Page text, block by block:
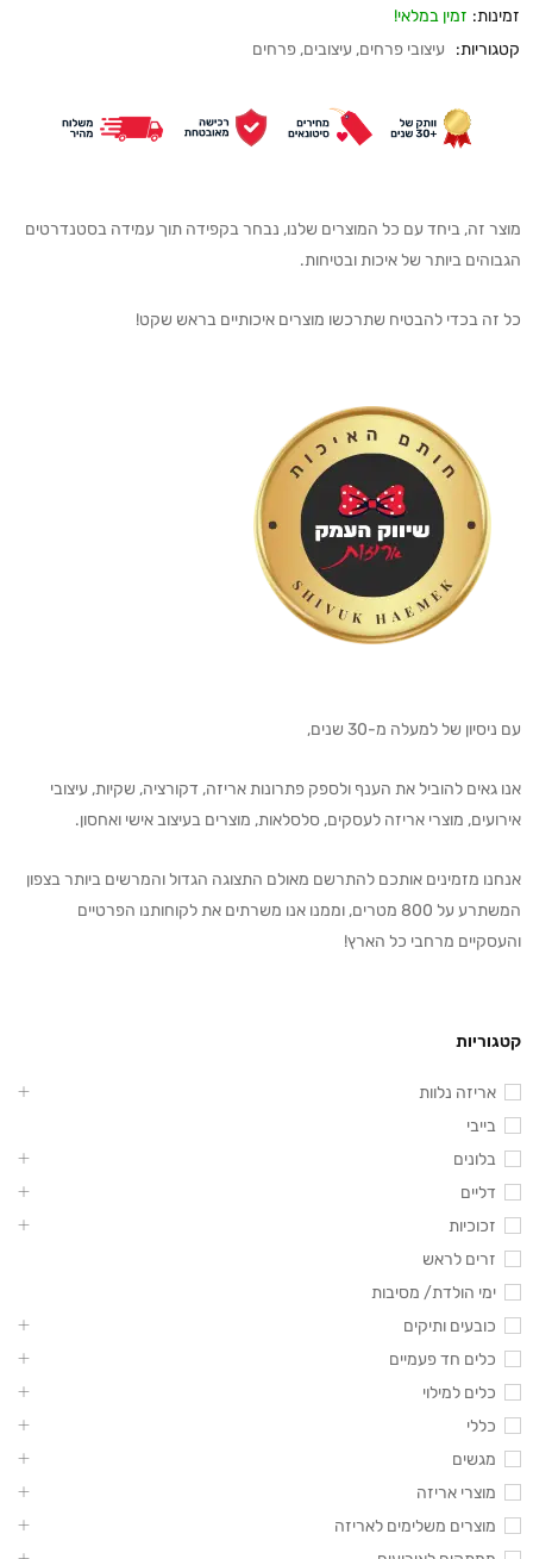
זמינות: זמין במלאי!
קטגוריות:
עיצובי פרחים, עיצובים, פרחים
מוצר זה, ביחד עם כל המוצרים שלנו, נבחר בקפידה תוך עמידה בסטנדרטים
הגבוהים ביותר של איכות ובטיחות.
כל זה בכדי להבטיח שתרכשו מוצרים איכותיים בראש שקט!
עם ניסיון של למעלה מ-30 שנים,
אנו גאים להוביל את הענף ולספק פתרונות אריזה, דקורציה, שקיות, עיצובי
אירועים, מוצרי אריזה לעסקים, סלסלאות, מוצרים בעיצוב אישי ואחסון.
אנחנו מזמינים אותכם להתרשם מאולם התצוגה הגדול והמרשים ביותר בצפון
המשתרע על 800 מטרים, וממנו אנו משרתים את לקוחותנו הפרטיים
והעסקיים מרחבי כל הארץ!
קטגוריות
אריזה נלוות
בייבי
בלונים
דליים
זכוכיות
זרים לראש
ימי הולדת/ מסיבות
כובעים ותיקים
כלים חד פעמיים
כלים למילוי
כללי
מגשים
מוצרי אריזה
מוצרים משלימים לאריזה